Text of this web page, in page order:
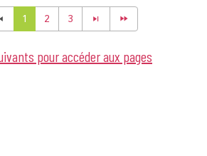
1 2 3
pour accéder aux pages